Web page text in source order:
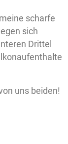
scharfe
sich
Drittel
uns beiden!